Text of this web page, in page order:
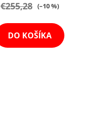
Regulovateľným
Statívom 130cm
€255,28 (–10 %)
DO KOŠÍKA